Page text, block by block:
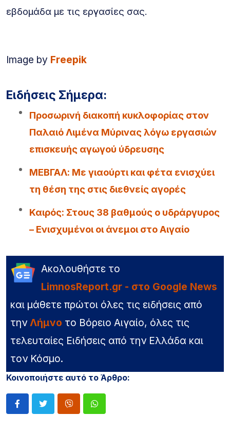
εβδομάδα με τις εργασίες σας.
Image by Freepik
Ειδήσεις Σήμερα:
Προσωρινή διακοπή κυκλοφορίας στον
Παλαιό Λιμένα Μύρινας λόγω εργασιών
επισκευής αγωγού ύδρευσης
ΜΕΒΓΑΛ: Με γιαούρτι και φέτα ενισχύει
τη θέση της στις διεθνείς αγορές
Καιρός: Στους 38 βαθμούς ο υδράργυρος
– Ενισχυμένοι οι άνεμοι στο Αιγαίο
Ακολουθήστε το
LimnosReport.gr - στο Google News
και μάθετε πρώτοι όλες τις ειδήσεις από
την Λήμνο το Βόρειο Αιγαίο, όλες τις
τελευταίες Ειδήσεις από την Ελλάδα και
τον Κόσμο.
Κοινοποιήστε αυτό το Άρθρο: